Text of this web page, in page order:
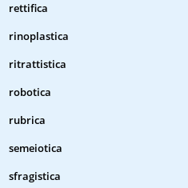
rettifica
rinoplastica
ritrattistica
robotica
rubrica
semeiotica
sfragistica